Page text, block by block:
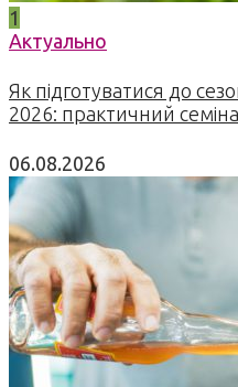
1
Актуально
Як підготуватися до
2026: практичний
06.08.2026